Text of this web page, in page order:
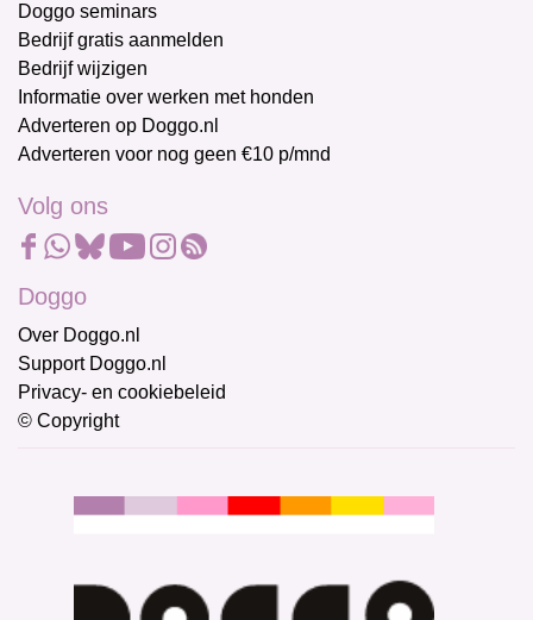
Doggo seminars
Bedrijf gratis aanmelden
Bedrijf wijzigen
Informatie over werken met honden
Adverteren op Doggo.nl
Adverteren voor nog geen €10 p/mnd
Volg ons
Doggo
Over Doggo.nl
Support Doggo.nl
Privacy- en cookiebeleid
© Copyright